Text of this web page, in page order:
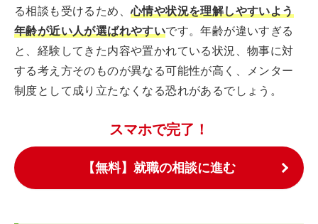
る相談も受けるため、心情や状況を理解しやすいよう
年齢が近い人が選ばれやすいです。年齢が違いすぎる
と、経験してきた内容や置かれている状況、物事に対
する考え方そのものが異なる可能性が高く、メンター
制度として成り立たなくなる恐れがあるでしょう。
スマホで完了！
【無料】就職の相談に進む